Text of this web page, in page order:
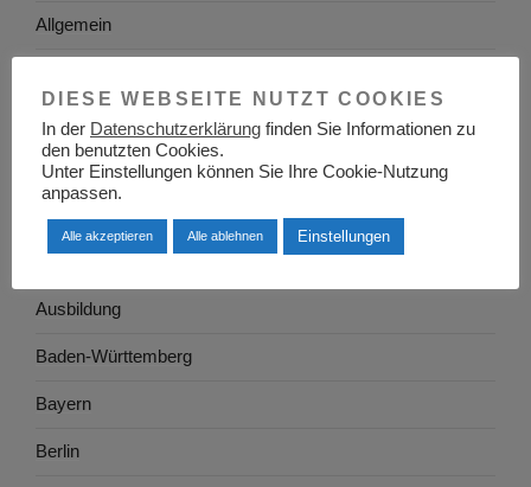
Allgemein
Arbeitsplatzsuche
Arbeitsrecht
Ausbildung
Baden-Württemberg
Bayern
Berlin
DIESE WEBSEITE NUTZT COOKIES
In der Datenschutzerklärung finden Sie Informationen zu
den benutzten Cookies.
Unter Einstellungen können Sie Ihre Cookie-Nutzung
anpassen.
Alle akzeptieren Alle ablehnen Einstellungen